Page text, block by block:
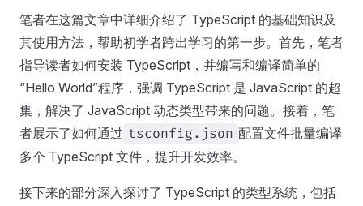
笔者在这篇文章中详细介绍了 TypeScript 的基础知识及
其使用方法，帮助初学者跨出学习的第一步。首先，笔者
指导读者如何安装 TypeScript，并编写和编译简单的
“Hello World”程序，强调 TypeScript 是 JavaScript 的超
集，解决了 JavaScript 动态类型带来的问题。接着，笔
者展示了如何通过 tsconfig.json 配置文件批量编译
多个 TypeScript 文件，提升开发效率。
接下来的部分深入探讨了 TypeScript 的类型系统，包括